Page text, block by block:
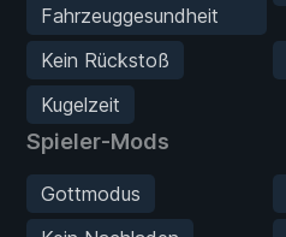
Fahrzeuggesundheit
Kein Rückstoß
Kugelzeit
Spieler-Mods
Gottmodus